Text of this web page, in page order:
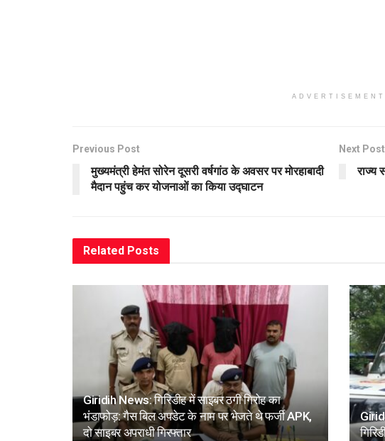
ADVERTISEMENT
Previous Post
मुख्यमंत्री हेमंत सोरेन दूसरी वर्षगांठ के अवसर पर मोरहाबादी
मैदान पहुंच कर योजनाओं का किया उद्घाटन
Next Post
राज्य
Related Posts
Giridih News: गिरिडीह में साइबर ठगी गिरोह का
भंडाफोड़: गैस बिल अपडेट के नाम पर भेजते थे फर्जी APK,
दो साइबर अपराधी गिरफ्तार